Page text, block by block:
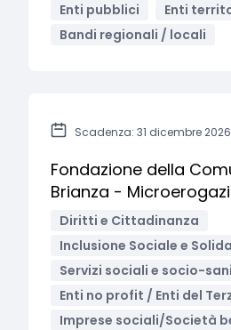
Enti pubblici
Enti
Bandi regionali / locali
Scadenza: 31 dicembre 2026
Fondazione della
Brianza -
Diritti e Cittadinanza
Inclusione Sociale e
Servizi sociali e socio-
Enti no profit / Enti del
Imprese sociali/Società